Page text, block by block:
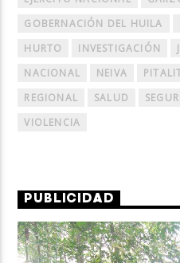
GOBERNACIÓN DEL HUILA
HURTO
INVESTIGACIÓN
NACIONAL
NEIVA
REGIONAL
SALUD
VIOLENCIA
PUBLICIDAD